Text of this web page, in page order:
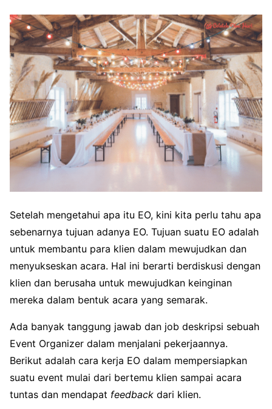
Setelah mengetahui apa itu EO, kini kita perlu tahu apa
sebenarnya tujuan adanya EO. Tujuan suatu EO adalah
untuk membantu para klien dalam mewujudkan dan
menyukseskan acara. Hal ini berarti berdiskusi dengan
klien dan berusaha untuk mewujudkan keinginan
mereka dalam bentuk acara yang semarak.
Ada banyak tanggung jawab dan job deskripsi sebuah
Event Organizer dalam menjalani pekerjaannya.
Berikut adalah cara kerja EO dalam mempersiapkan
suatu event mulai dari bertemu klien sampai acara
tuntas dan mendapat feedback dari klien.